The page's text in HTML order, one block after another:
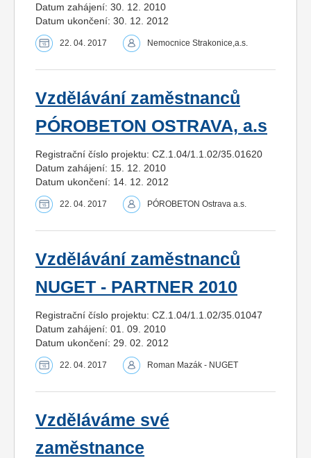
Datum zahájení: 30. 12. 2010
Datum ukončení: 30. 12. 2012
22. 04. 2017 Nemocnice Strakonice,a.s.
Vzdělávání zaměstnanců
PÓROBETON OSTRAVA, a.s
Registrační číslo projektu: CZ.1.04/1.1.02/35.01620
Datum zahájení: 15. 12. 2010
Datum ukončení: 14. 12. 2012
22. 04. 2017 PÓROBETON Ostrava a.s.
Vzdělávání zaměstnanců
NUGET - PARTNER 2010
Registrační číslo projektu: CZ.1.04/1.1.02/35.01047
Datum zahájení: 01. 09. 2010
Datum ukončení: 29. 02. 2012
22. 04. 2017 Roman Mazák - NUGET
Vzděláváme své
zaměstnance